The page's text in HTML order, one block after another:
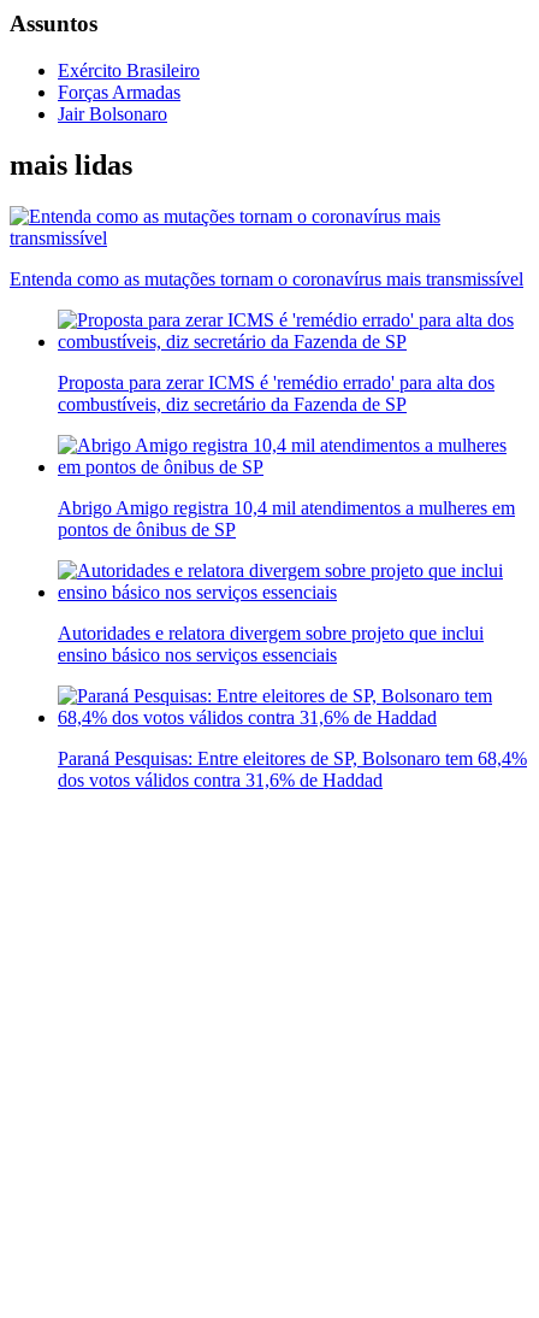
Assuntos
Exército Brasileiro
Forças Armadas
Jair Bolsonaro
mais lidas
Entenda como as mutações tornam o coronavírus mais transmissível
Proposta para zerar ICMS é 'remédio errado' para alta dos
combustíveis, diz secretário da Fazenda de SP
Abrigo Amigo registra 10,4 mil atendimentos a mulheres em
pontos de ônibus de SP
Autoridades e relatora divergem sobre projeto que inclui
ensino básico nos serviços essenciais
Paraná Pesquisas: Entre eleitores de SP, Bolsonaro tem 68,4%
dos votos válidos contra 31,6% de Haddad